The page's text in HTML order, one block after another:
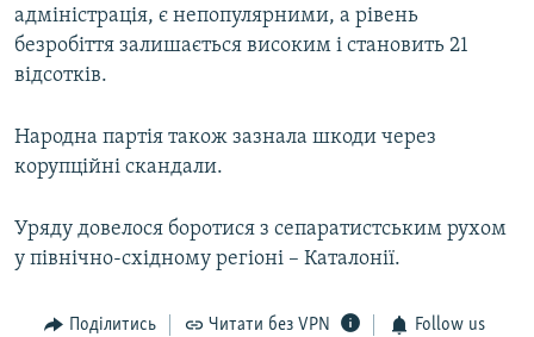
адміністрація, є непопулярними, а рівень
безробіття залишається високим і становить 21
відсотків.
Народна партія також зазнала шкоди через
корупційні скандали.
Уряду довелося боротися з сепаратистським рухом
у північно-східному регіоні – Каталонії.
Поділитись Читати без VPN Follow us